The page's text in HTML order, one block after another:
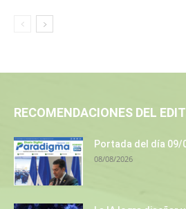
RECOMENDACIONES DEL
Portada del día 09/
08/08/2026